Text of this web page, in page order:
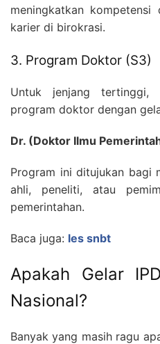
meningkatkan kompetensi
karier di birokrasi.
3. Program Doktor (S3)
Untuk jenjang tertinggi,
program doktor dengan
Dr. (Doktor Ilmu
Program ini ditujukan bagi
ahli, peneliti, atau
pemerintahan.
Baca juga: les snbt
Apakah Gelar
Nasional?
Banyak yang masih ragu